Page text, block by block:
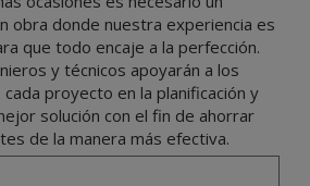
de Protección de Datos (RGPD) de 27 de abril
su responsable de tratamiento: Valentín Gómez,
de su DNI, a TÉCNICAS EXPANSIVAS SL | P.I. La
| Logroño (La Rioja) o a través de la dirección de
.
obra donde nuestra experiencia es
que todo encaje a la perfección.
y técnicos apoyarán a los
proyecto en la planificación y
solución con el fin de ahorrar
de la manera más efectiva.